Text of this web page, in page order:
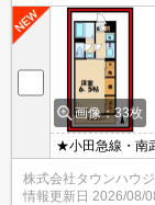
画像：33枚
★小田急線・南
株式会社タウンハウ
情報更新日 2026/08/